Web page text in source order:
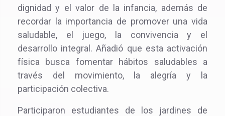
dignidad y el valor de la infancia, además de
recordar la importancia de promover una vida
saludable, el juego, la convivencia y el
desarrollo integral. Añadió que esta activación
física busca fomentar hábitos saludables a
través del movimiento, la alegría y la
participación colectiva.
Participaron estudiantes de los jardines de